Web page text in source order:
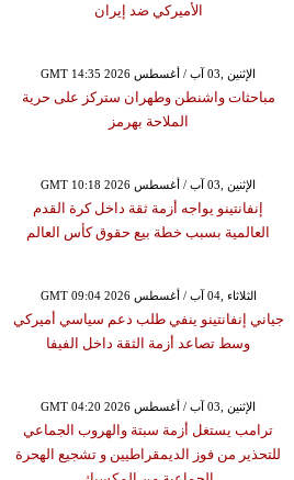
الأميركي ضد إيران
GMT 14:35 2026 الإثنين ,03 آب / أغسطس
مباحثات واشنطن وطهران ستركز على حرية
الملاحة بهرمز
GMT 10:18 2026 الإثنين ,03 آب / أغسطس
إنفانتينو يواجه أزمة ثقة داخل كرة القدم
العالمية بسبب خطة بيع حقوق كأس العالم
GMT 09:04 2026 الثلاثاء ,04 آب / أغسطس
جياني إنفانتينو ينفي طلب دعم سياسي أميركي
وسط تصاعد أزمة الثقة داخل الفيفا
GMT 04:20 2026 الإثنين ,03 آب / أغسطس
ترامب يستغل أزمة سبتة والهروب الجماعي
للتحذير من فوز الديمقراطيين و تشجيع الهحرة